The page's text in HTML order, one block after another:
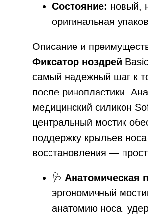
Состояние: новый,
оригинальная
Описание и
Фиксатор ноздрей
самый надежный шаг к
после ринопластики.
медицинский силикон
центральный мостик
поддержку крыльев
восстановления —
🩺 Анатомическая
эргономичный
анатомию носа,